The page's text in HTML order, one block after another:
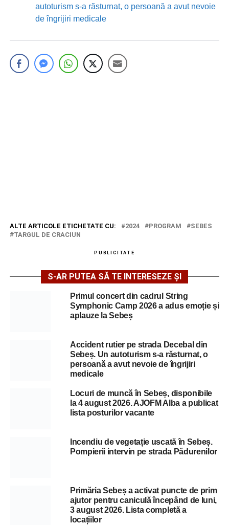
autoturism s-a răsturnat, o persoană a avut nevoie
de îngrijiri medicale
ALTE ARTICOLE ETICHETATE CU: 2024 PROGRAM
SEBES
TARGUL DE CRACIUN
PUBLICITATE
S-AR PUTEA SĂ TE INTERESEZE ȘI
Primul concert din cadrul String
Symphonic Camp 2026 a adus emoție și
aplauze la Sebeș
Accident rutier pe strada Decebal din
Sebeș. Un autoturism s-a răsturnat, o
persoană a avut nevoie de îngrijiri
medicale
Locuri de muncă în Sebeș, disponibile
la 4 august 2026. AJOFM Alba a publicat
lista posturilor vacante
Incendiu de vegetație uscată în Sebeș.
Pompierii intervin pe strada Pădurenilor
Primăria Sebeș a activat puncte de prim
ajutor pentru caniculă începând de luni,
3 august 2026. Lista completă a
locațiilor